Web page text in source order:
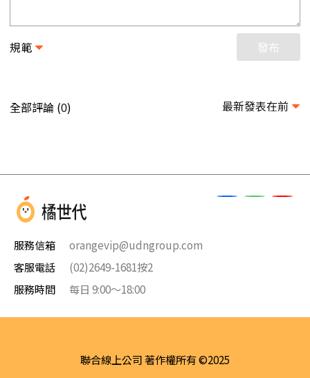
規範 發布
全部評論 (0) 最新發表在前
服務信箱
orangevip@udngroup.com
客服電話
(02)2649-1681按2
服務時間
每日 9:00～18:00
聯合線上公司 著作權所有 ©2025